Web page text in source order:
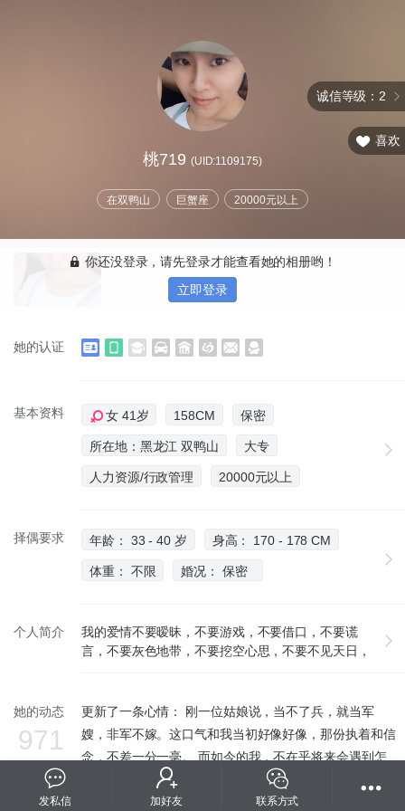
诚信等级：2
桃719 (UID:1109175)
在双鸭山 巨蟹座 20000元以上
喜欢
你还没登录，请先登录才能查看她的相册哟！
立即登录
她的认证
基本资料 女 41岁 158CM 保密
所在地：黑龙江 双鸭山 大专
人力资源/行政管理 20000元以上
择偶要求 年龄： 33 - 40 岁 身高： 170 - 178 CM
体重： 不限 婚况： 保密
个人简介
我的爱情不要暧昧，不要游戏，不要借口，不要谎
言，不要灰色地带，不要挖空心思，不要不见天日，
她的动态
971
更新了一条心情： 刚一位姑娘说，当不了兵，就当军
嫂，非军不嫁。这口气和我当初好像好像，那份执着和信
念，不差一分一毫。 而如今的我，不在乎将来会遇到怎
么样的人，也无所谓是否和某个熟知的人在一起，对于未
来陪我走完后半生的那个人的所有瞎想都变得顺其自然
发私信 加好友 联系方式